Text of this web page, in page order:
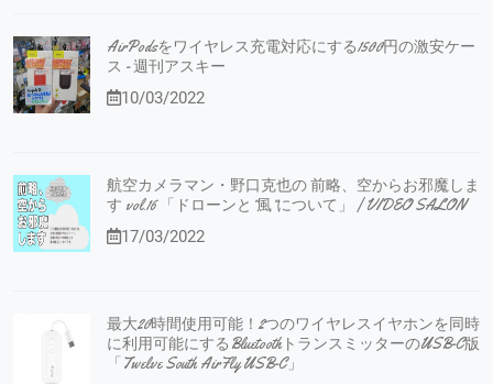
AirPodsをワイヤレス充電対応にする1500円の激安ケー
ス - 週刊アスキー
10/03/2022
航空カメラマン・野口克也の 前略、空からお邪魔しま
す vol.16 「ドローンと”風”について」 | VIDEO SALON
17/03/2022
最大20時間使用可能！2つのワイヤレスイヤホンを同時
に利用可能にするBluetoothトランスミッターのUSB-C版
「Twelve South AirFly USB-C」